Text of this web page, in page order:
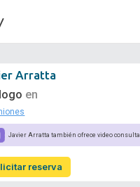
Soporte
Quiénes somos
¿Eres un doctor?
Arratta
en
Javier Arratta también ofrece video consulta
reserva